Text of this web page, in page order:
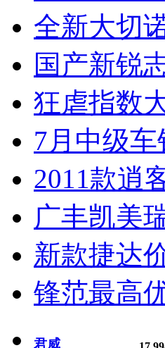
全新大切
国产新锐
狂虐指数
7月中级
2011款逍
广丰凯美
新款捷达
锋范最高
君威